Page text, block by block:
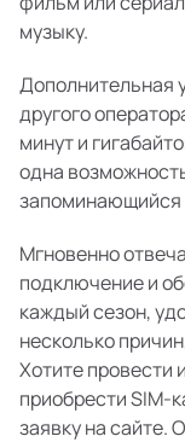
музыку.
Дополнительная
другого
минут и
одна
запоминающийся
Мгновенно
подключение и
каждый сезон,
несколько
Хотите провести
приобрести SIM-
заявку на сайте.